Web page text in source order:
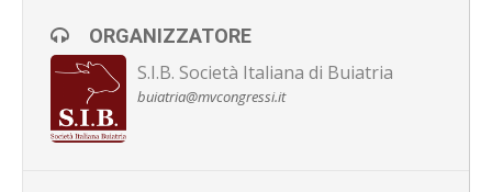
ORGANIZZATORE
S.I.B. Società Italiana di Buiatria
buiatria@mvcongressi.it